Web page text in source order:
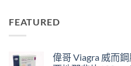
FEATURED
偉哥 Viagra 威而